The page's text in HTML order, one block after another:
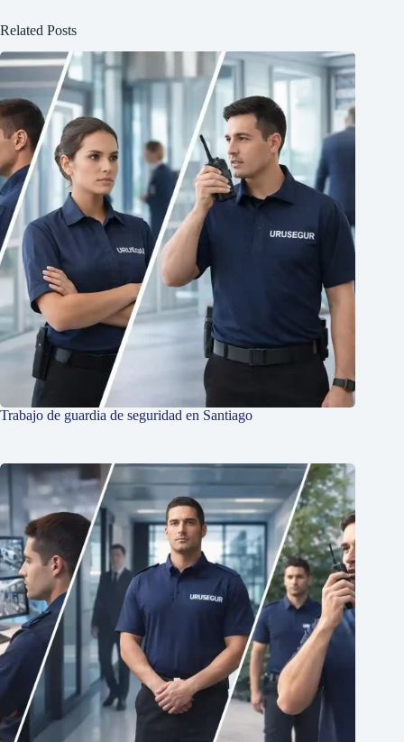
Related Posts
Trabajo de guardia de seguridad en Santiago